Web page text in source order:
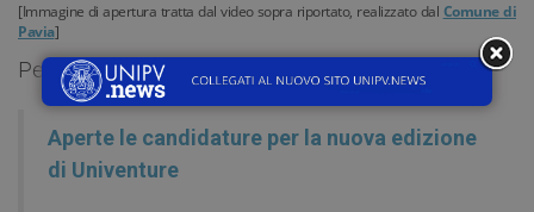
[Immagine di apertura tratta dal video sopra riportato, realizzato dal Comune di
Pavia]
Per saperne di più su Univenture:
Aperte le candidature per la nuova edizione
di Univenture